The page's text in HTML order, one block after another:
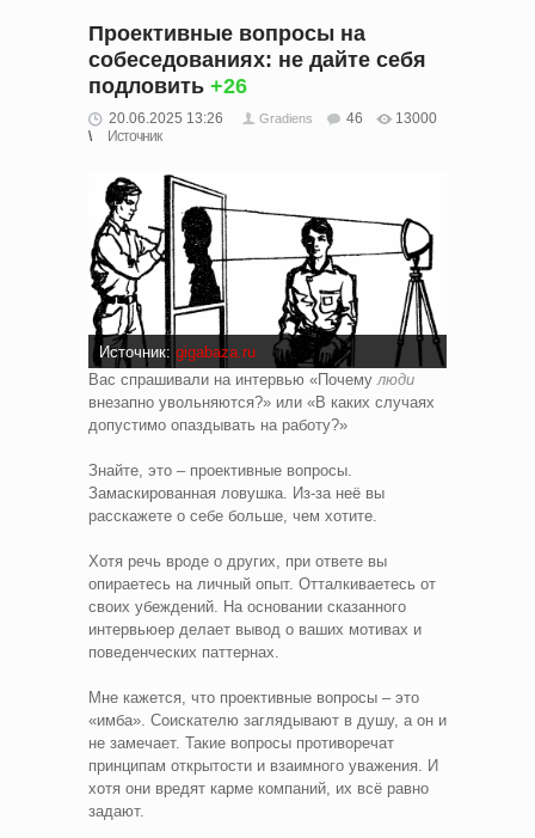
Проективные вопросы на
собеседованиях: не дайте себя
подловить +26
20.06.2025 13:26 Gradiens 46
13000
Источник
Источник: gigabaza.ru
Вас спрашивали на интервью «Почему люди
внезапно увольняются?» или «В каких случаях
допустимо опаздывать на работу?»
Знайте, это – проективные вопросы.
Замаскированная ловушка. Из-за неё вы
расскажете о себе больше, чем хотите.
Хотя речь вроде о других, при ответе вы
опираетесь на личный опыт. Отталкиваетесь от
своих убеждений. На основании сказанного
интервьюер делает вывод о ваших мотивах и
поведенческих паттернах.
Мне кажется, что проективные вопросы – это
«имба». Соискателю заглядывают в душу, а он и
не замечает. Такие вопросы противоречат
принципам открытости и взаимного уважения. И
хотя они вредят карме компаний, их всё равно
задают.